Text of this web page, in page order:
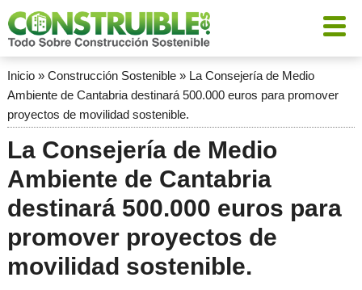
Inicio» Construcción Sostenible» La Consejería de Medio
Ambiente de Cantabria destinará 500.000 euros para promover
proyectos de movilidad sostenible.
La Consejería de Medio
Ambiente de Cantabria
destinará 500.000 euros para
promover proyectos de
movilidad sostenible.